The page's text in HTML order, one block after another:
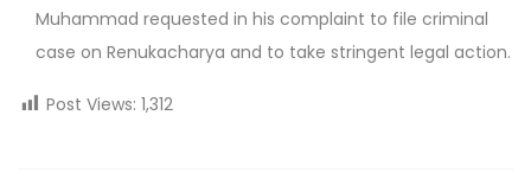
Muhammad requested in his complaint to file criminal
case on Renukacharya and to take stringent legal action.
Post Views: 1,312